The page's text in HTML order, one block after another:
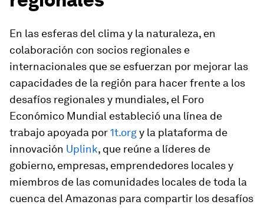
En las esferas del clima y la naturaleza, en
colaboración con socios regionales e
internacionales que se esfuerzan por mejorar las
capacidades de la región para hacer frente a los
desafíos regionales y mundiales, el Foro
Económico Mundial estableció una línea de
trabajo apoyada por1t.orgy la plataforma de
innovación Uplink, que reúne a líderes de
gobierno, empresas, emprendedores locales y
miembros de las comunidades locales de toda la
cuenca del Amazonas para compartir los desafíos